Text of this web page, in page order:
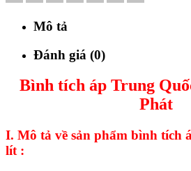
Mô tả
Đánh giá (0)
Bình tích áp Trung
Phát
I. Mô tả về sản phẩm bình tích
lít :